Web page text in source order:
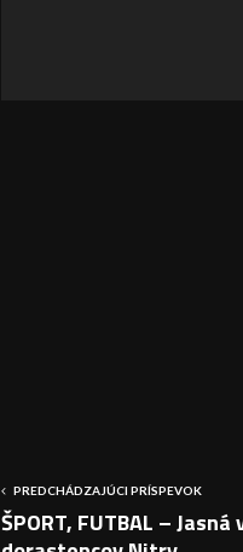
PREDCHÁDZAJÚCI PRÍSPEVOK
ŠPORT, FUTBAL – Jasná